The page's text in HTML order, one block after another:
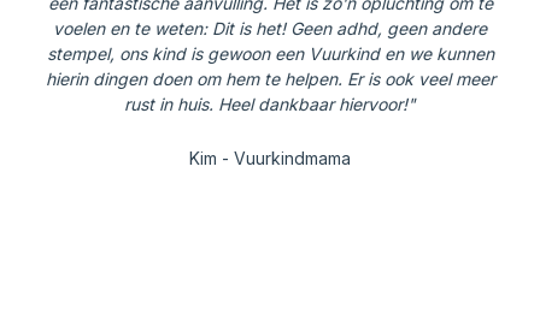
voelen en te weten: Dit is het! Geen adhd, geen andere
stempel, ons kind is gewoon een Vuurkind en we kunnen
hierin dingen doen om hem te helpen. Er is ook veel meer
rust in huis. Heel dankbaar hiervoor!"
Kim - Vuurkindmama